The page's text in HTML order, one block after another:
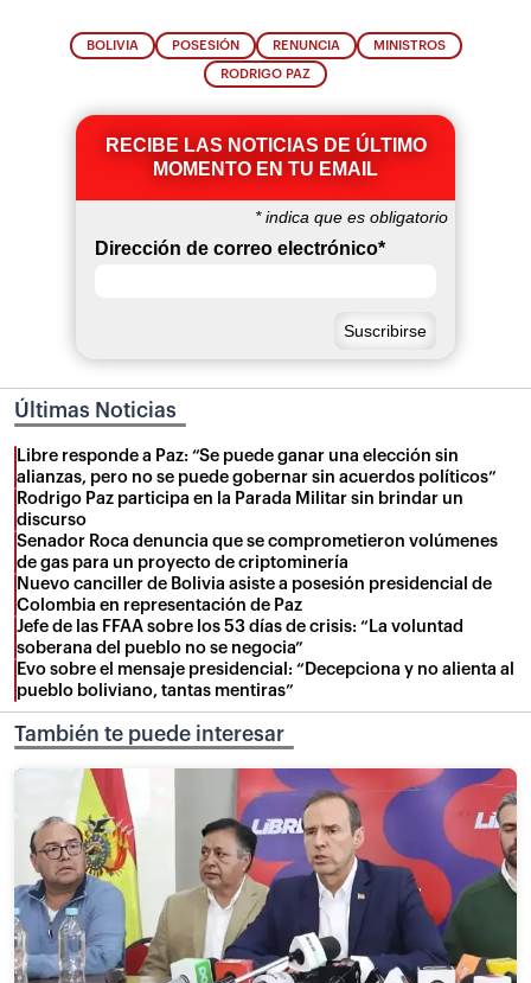
BOLIVIA POSESIÓN RENUNCIA MINISTROS
RODRIGO PAZ
RECIBE LAS NOTICIAS DE ÚLTIMO
MOMENTO EN TU EMAIL
*indica que es obligatorio
Dirección de correo electrónico*
Últimas Noticias
Libre responde a Paz: “Se puede ganar una elección sin
alianzas, pero no se puede gobernar sin acuerdos políticos”
Rodrigo Paz participa en la Parada Militar sin brindar un
discurso
Senador Roca denuncia que se comprometieron volúmenes
de gas para un proyecto de criptominería
Nuevo canciller de Bolivia asiste a posesión presidencial de
Colombia en representación de Paz
Jefe de las FFAA sobre los 53 días de crisis: “La voluntad
soberana del pueblo no se negocia”
Evo sobre el mensaje presidencial: “Decepciona y no alienta al
pueblo boliviano, tantas mentiras”
También te puede interesar